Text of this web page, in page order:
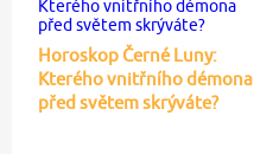
Horoskop Černé Luny:
Kterého vnitřního démona
před světem skrýváte?